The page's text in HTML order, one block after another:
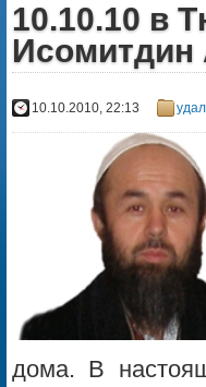
10.10.10 в
Исомитдин
10.10.2010, 22:13
дома. В